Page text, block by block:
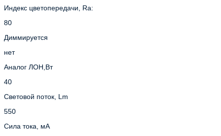
Индекс цветопередачи, Ra:
80
Диммируется
нет
Аналог ЛОН,Вт
40
Световой поток, Lm
550
Сила тока, мА